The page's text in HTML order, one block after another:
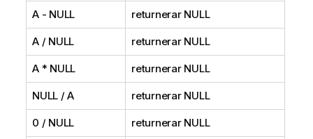
A - NULL returnerar NULL
A / NULL returnerar NULL
A * NULL returnerar NULL
NULL / A returnerar NULL
0 / NULL returnerar NULL